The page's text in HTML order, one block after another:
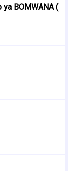
BOMWANA (